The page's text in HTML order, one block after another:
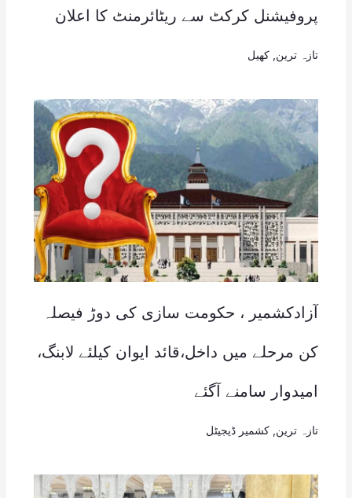
پروفیشنل کرکٹ سے ریٹائرمنٹ کا اعلان
تازہ ترین کھیل
آزادکشمیر ، حکومت سازی کی دوڑ فیصلہ
کن مرحلے میں داخل،قائد ایوان کیلئے لابنگ،
امیدوار سامنے آگئے
تازہ ترین کشمیر ڈیجیٹل